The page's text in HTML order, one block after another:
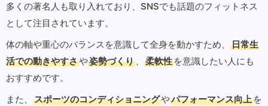
多くの著名人も取り入れており、SNSでも話題のフィットネス
として注目されています。
体の軸や重心のバランスを意識して全身を動かすため、
日常生
活での動きやすさや姿勢づくり 、 柔軟性 を意識したい人にも
おすすめです。
また、
スポーツのコンディショニングやパフォーマンス向上 を